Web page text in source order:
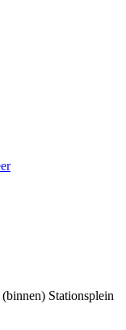
Stationsplein